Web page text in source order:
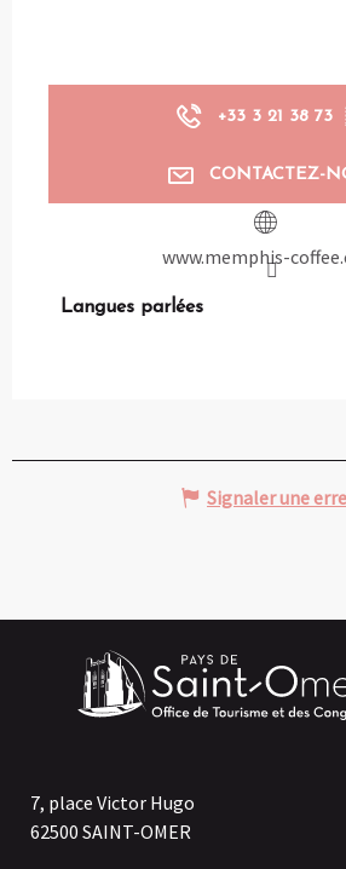
+33 3 21 38 73
CONTACTEZ-
www.memphis-
Langues parlées
Langues parlées
Signaler une
7, place Victor Hugo
62500 SAINT-OMER